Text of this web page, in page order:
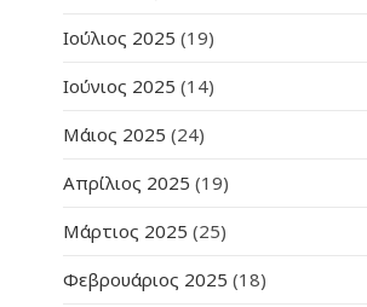
Ιούλιος 2025 (19)
Ιούνιος 2025 (14)
Μάιος 2025 (24)
Απρίλιος 2025 (19)
Μάρτιος 2025 (25)
Φεβρουάριος 2025 (18)